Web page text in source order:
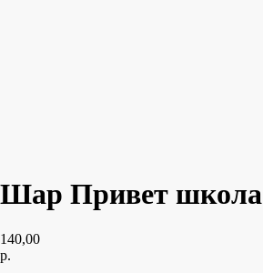
Шар Привет школа
140,00
р.